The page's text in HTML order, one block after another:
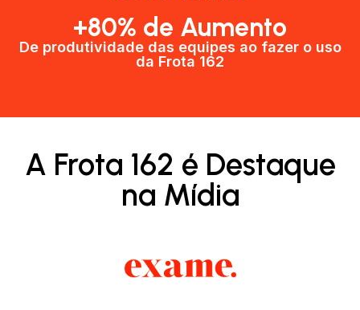
+80% de Aumento
De produtividade das equipes ao fazer o uso
da Frota 162​
A Frota 162 é Destaque
na Mídia